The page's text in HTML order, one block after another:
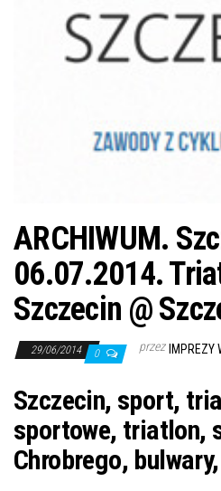
ARCHIWUM.
06.07.2014.
Szczecin @
29/06/2014 0 przez IMPREZY
Szczecin, sport,
sportowe, triatlon,
Chrobrego,